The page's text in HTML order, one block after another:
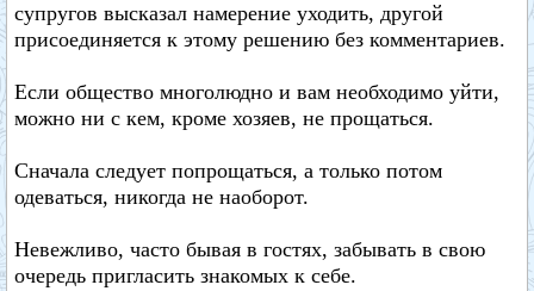
супругов высказал намерение уходить, другой
присоединяется к этому решению без комментариев.
Если общество многолюдно и вам необходимо уйти,
можно ни с кем, кроме хозяев, не прощаться.
Сначала следует попрощаться, а только потом
одеваться, никогда не наоборот.
Невежливо, часто бывая в гостях, забывать в свою
очередь пригласить знакомых к себе.